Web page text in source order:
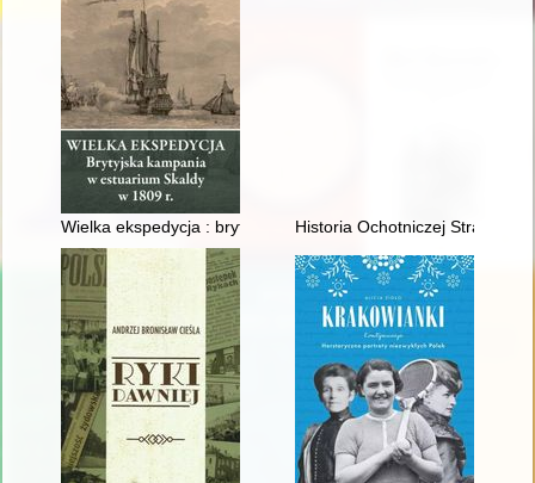
Wielka ekspedycja : brytyjska kampania w estuarium Skaldy w
Historia Ochotniczej Straży